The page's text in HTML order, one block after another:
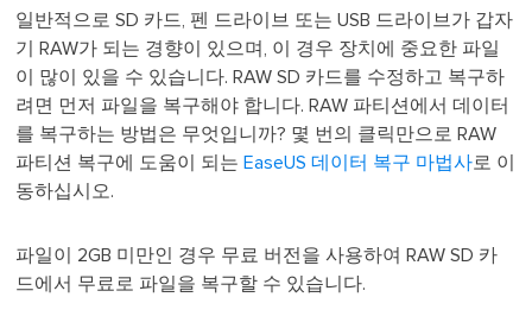
일반적으로 SD 카드, 펜 드라이브 또는 USB 드라이브가 갑자
기 RAW가 되는 경향이 있으며, 이 경우 장치에 중요한 파일
이 많이 있을 수 있습니다. RAW SD 카드를 수정하고 복구하
려면 먼저 파일을 복구해야 합니다. RAW 파티션에서 데이터
를 복구하는 방법은 무엇입니까? 몇 번의 클릭만으로 RAW
파티션 복구에 도움이 되는 EaseUS 데이터 복구 마법사로 이
동하십시오.
파일이 2GB 미만인 경우 무료 버전을 사용하여 RAW SD 카
드에서 무료로 파일을 복구할 수 있습니다.